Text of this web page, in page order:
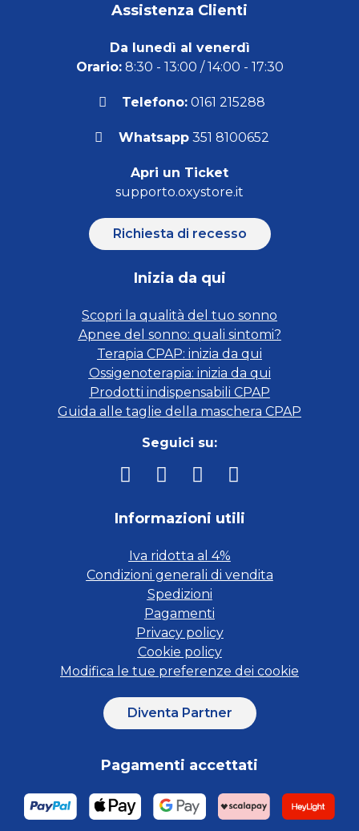
Assistenza Clienti
Da lunedì al venerdì
Orario:8:30 - 13:00 / 14:00 - 17:30
Telefono: 0161 215288
Whatsapp351 8100652
Apri un Ticket
supporto.oxystore.it
Richiesta di recesso
Inizia da qui
Scopri la qualità del tuo sonno
Apnee del sonno: quali sintomi?
Terapia CPAP: inizia da qui
Ossigenoterapia: inizia da qui
Prodotti indispensabili CPAP
Guida alle taglie della maschera CPAP
Seguici su:
Informazioni utili
Iva ridotta al 4%
Condizioni generali di vendita
Spedizioni
Pagamenti
Privacy policy
Cookie policy
Modifica le tue preferenze dei cookie
Diventa Partner
Pagamenti accettati